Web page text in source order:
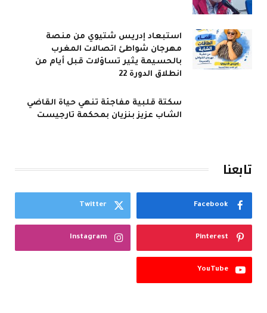
استبعاد إدريس شتيوي من منصة
مهرجان شواطئ اتصالات المغرب
بالحسيمة يثير تساؤلات قبل أيام من
انطلاق الدورة 22
سكتة قلبية مفاجئة تنهي حياة القاضي
الشاب عزيز بنزيان بمحكمة تارجيست
تابعنا
Facebook
Twitter
Pinterest
Instagram
YouTube